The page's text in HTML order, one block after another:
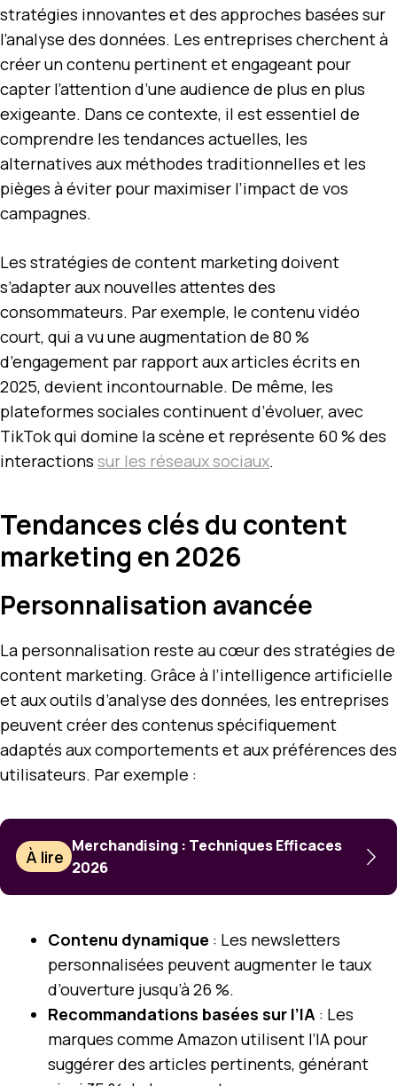
stratégies innovantes et des approches basées sur
l’analyse des données. Les entreprises cherchent à
créer un contenu pertinent et engageant pour
capter l’attention d’une audience de plus en plus
exigeante. Dans ce contexte, il est essentiel de
comprendre les tendances actuelles, les
alternatives aux méthodes traditionnelles et les
pièges à éviter pour maximiser l’impact de vos
campagnes.
Les stratégies de content marketing doivent
s’adapter aux nouvelles attentes des
consommateurs. Par exemple, le contenu vidéo
court, qui a vu une augmentation de 80 %
d’engagement par rapport aux articles écrits en
2025, devient incontournable. De même, les
plateformes sociales continuent d’évoluer, avec
TikTok qui domine la scène et représente 60 % des
interactions sur les réseaux sociaux.
Tendances clés du content
marketing en 2026
Personnalisation avancée
La personnalisation reste au cœur des stratégies de
content marketing. Grâce à l’intelligence artificielle
et aux outils d’analyse des données, les entreprises
peuvent créer des contenus spécifiquement
adaptés aux comportements et aux préférences des
utilisateurs. Par exemple :
À lire
Merchandising : Techniques Efficaces
2026
Contenu dynamique : Les newsletters
personnalisées peuvent augmenter le taux
d’ouverture jusqu’à 26 %.
Recommandations basées sur l’IA : Les
marques comme Amazon utilisent l’IA pour
suggérer des articles pertinents, générant